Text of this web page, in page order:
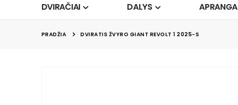
DVIRAČIAI DALYS APRANGA
PRADŽIA DVIRATIS ŽVYRO GIANT REVOLT 1 2025-S